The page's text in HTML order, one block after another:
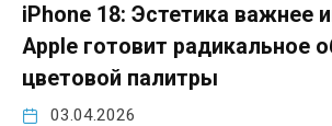
iPhone 18: Эстетика важнее
Apple готовит радикальное
цветовой палитры
03.04.2026